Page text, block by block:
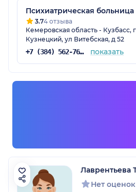
Психиатрическая
3.74 отзыва
Кемеровская область - Кузбасс,
Кузнецкий, ул Витебская, д 52
+7 (384) 562-76-06 показать
Лаврентьева
Нет оценок